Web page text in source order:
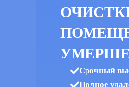
Срочный
Полное